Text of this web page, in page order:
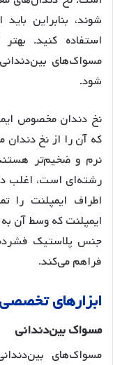
شوند، بنابراین
استفاده کنید.
مسواک‌های
شود.
نخ دندان مخصوص
که آن را از نخ دندان
نرم و ضخیم‌تر
رشته‌ای است، اغلب
اطراف ایمپلنت را
ایمپلنت که وسط آن
جنس پلاستیک فشرده
فراهم می‌کند.
ابزارهایتخصصی
مسواکبیندندانی
مسواک‌های